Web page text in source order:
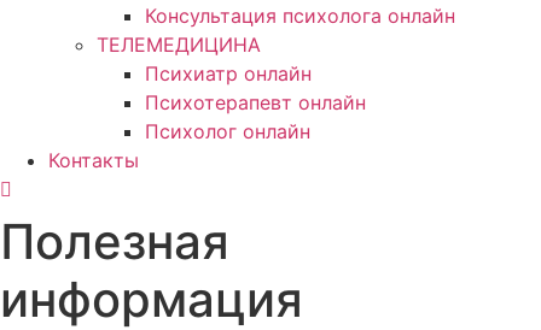
Консультация психолога онлайн
ТЕЛЕМЕДИЦИНА
Психиатр онлайн
Психотерапевт онлайн
Психолог онлайн
Контакты
Полезная
информация